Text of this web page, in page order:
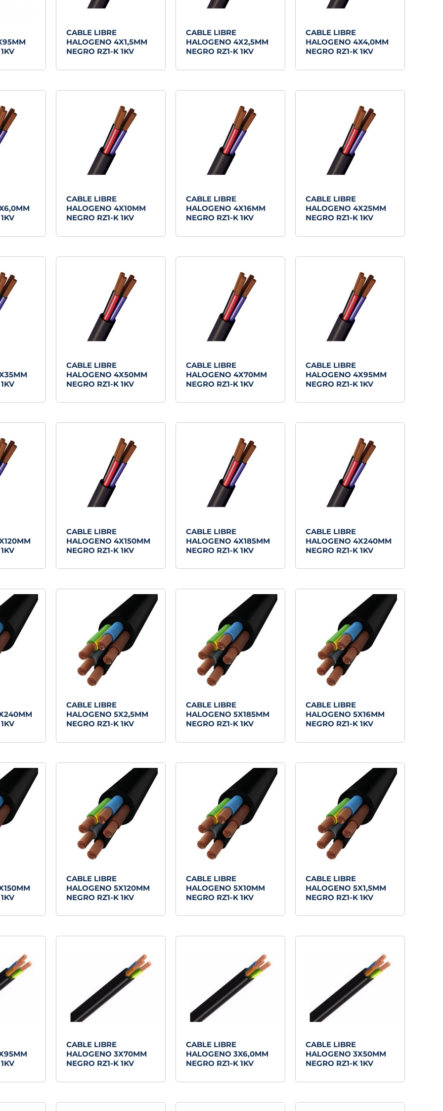
CABLE LIBRE
HALOGENO 4X1,5MM
NEGRO RZ1-K 1KV
CABLE LIBRE
HALOGENO 4X2,5MM
NEGRO RZ1-K 1KV
CABLE LIBRE
HALOGENO 4X4,0MM
NEGRO RZ1-K 1KV
CABLE LIBRE
HALOGENO 4X10MM
NEGRO RZ1-K 1KV
CABLE LIBRE
HALOGENO 4X16MM
NEGRO RZ1-K 1KV
CABLE LIBRE
HALOGENO 4X25MM
NEGRO RZ1-K 1KV
CABLE LIBRE
HALOGENO 4X50MM
NEGRO RZ1-K 1KV
CABLE LIBRE
HALOGENO 4X70MM
NEGRO RZ1-K 1KV
CABLE LIBRE
HALOGENO 4X95MM
NEGRO RZ1-K 1KV
CABLE LIBRE
HALOGENO 4X150MM
NEGRO RZ1-K 1KV
CABLE LIBRE
HALOGENO 4X185MM
NEGRO RZ1-K 1KV
CABLE LIBRE
HALOGENO 4X240MM
NEGRO RZ1-K 1KV
CABLE LIBRE
HALOGENO 5X2,5MM
NEGRO RZ1-K 1KV
CABLE LIBRE
HALOGENO 5X185MM
NEGRO RZ1-K 1KV
CABLE LIBRE
HALOGENO 5X16MM
NEGRO RZ1-K 1KV
CABLE LIBRE
HALOGENO 5X120MM
NEGRO RZ1-K 1KV
CABLE LIBRE
HALOGENO 5X10MM
NEGRO RZ1-K 1KV
CABLE LIBRE
HALOGENO 5X1,5MM
NEGRO RZ1-K 1KV
CABLE LIBRE
HALOGENO 3X70MM
NEGRO RZ1-K 1KV
CABLE LIBRE
HALOGENO 3X6,0MM
NEGRO RZ1-K 1KV
CABLE LIBRE
HALOGENO 3X50MM
NEGRO RZ1-K 1KV